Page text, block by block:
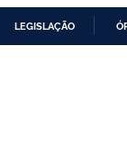
LEGISLAÇÃO